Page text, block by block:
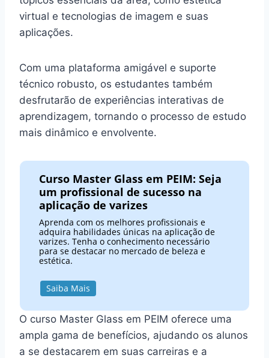
virtual e tecnologias de imagem e suas
aplicações.
Com uma plataforma amigável e suporte
técnico robusto, os estudantes também
desfrutarão de experiências interativas de
aprendizagem, tornando o processo de estudo
mais dinâmico e envolvente.
Curso Master Glass em PEIM: Seja
um profissional de sucesso na
aplicação de varizes
Aprenda com os melhores profissionais e
adquira habilidades únicas na aplicação de
varizes. Tenha o conhecimento necessário
para se destacar no mercado de beleza e
estética.
Saiba Mais
O curso Master Glass em PEIM oferece uma
ampla gama de benefícios, ajudando os alunos
a se destacarem em suas carreiras e a